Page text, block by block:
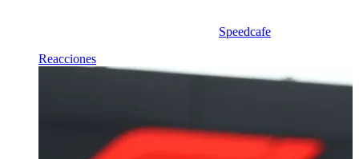
Speedcafe
Reacciones